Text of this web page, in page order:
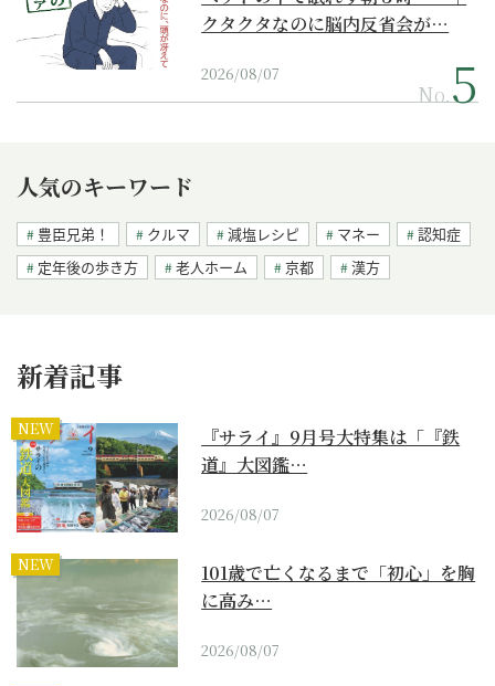
クタクタなのに脳内反省会が…
2026/08/07
No.
人気のキーワード
豊臣兄弟！ クルマ 減塩レシピ マネー
認知症
定年後の歩き方
老人ホーム 京都 漢方
新着記事
NEW
『サライ』9月号大特集は「『鉄
道』大図鑑…
2026/08/07
NEW
101歳で亡くなるまで「初心」を胸
に高み…
2026/08/07